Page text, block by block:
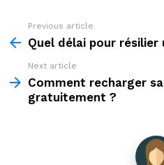
more
Previous article
Quel délai pour résilier
Next article
Comment recharger
gratuitement ?